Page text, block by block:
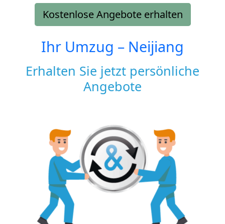
Kostenlose Angebote erhalten
Ihr Umzug – Neijiang
Erhalten Sie jetzt persönliche
Angebote